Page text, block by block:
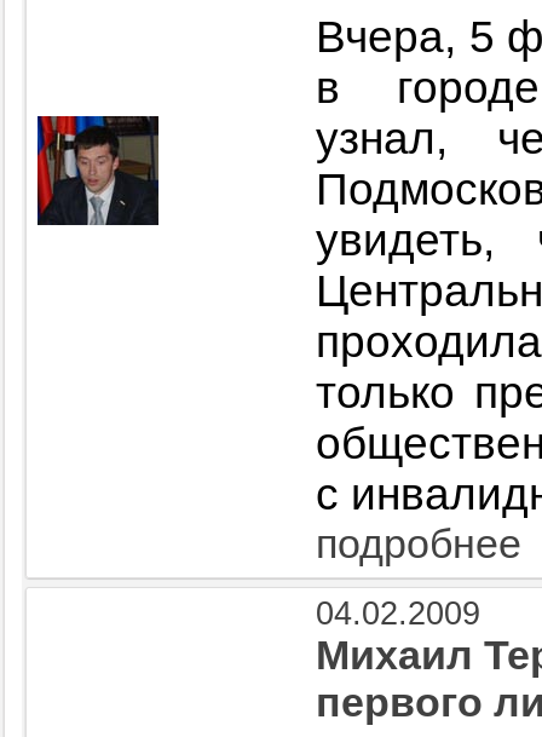
Вчера, 5
в
узнал,
только
с
подробнее
04.02.2009
Михаил
первого